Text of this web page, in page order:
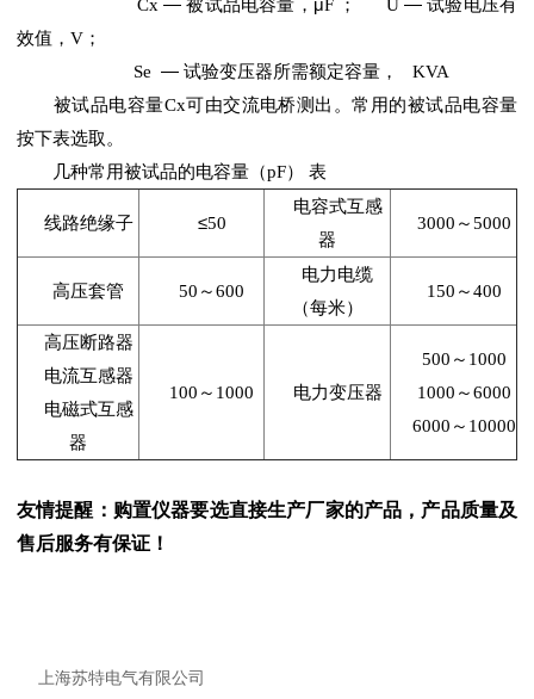
效值， V；
Se — 试验变压器所需额定容量，
KVA
被试品电容量Cx可由交流电桥测出。常用的被试品电容量
按下表选取。
几种常用被试品的电容量（pF） 表
线路绝缘子 ≤50
电容式互感
器
3000 ～5000
高压套管 50 ～600
电力电缆
（每米）
150 ～400
高压断路器
电流互感器
电磁式互感
器
100 ～ 1000 电力变压器
500 ～ 1000
1000 ～6000
6000 ～ 10000
友情提醒：购置仪器要选直接生产厂家的产品，产品质量及
售后服务有保证！
上海苏特电气有限公司